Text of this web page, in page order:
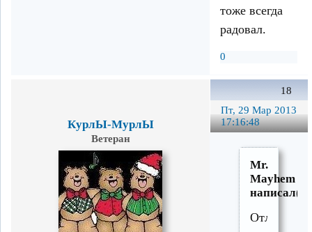
тоже всегда
радовал.
0
18
Пт, 29 Мар 2013
17:16:48
КурлЫ-МурлЫ
Ветеран
Mr.
Mayhem
Отличный